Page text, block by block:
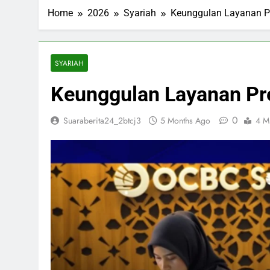
3 Months Ago
Inggris dan
Trump
Home 2026 Syariah Keunggulan Layanan
SYARIAH
Keunggulan Layanan
Suaraberita24_2btcj3 5 Months Ago 0 4